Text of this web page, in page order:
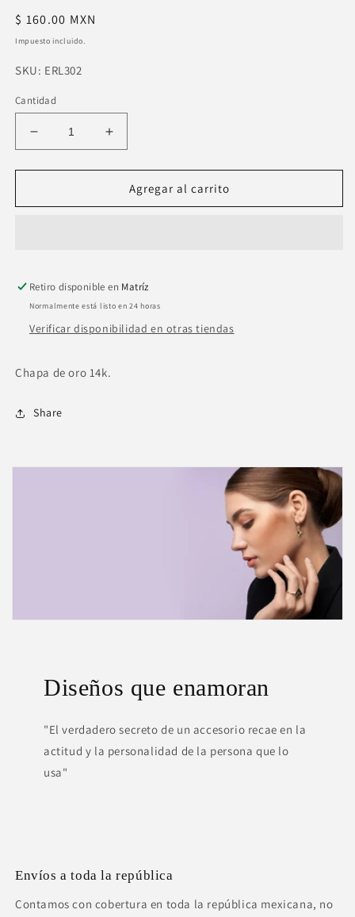
Precio
habitual
$ 160.00 MXN
Impuesto incluido.
SKU:
SKU: ERL302
Cantidad
Reducir
cantidad
para
ajustable
Aumentar
cantidad
para
Anillo
ajustable
Agregar al carrito
Retiro disponible en Matríz
Normalmente está listo en 24 horas
Verificar disponibilidad en otras tiendas
Chapa de oro 14k.
Share
Diseños que enamoran
"El verdadero secreto de un accesorio recae en la
actitud y la personalidad de la persona que lo
usa"
Envíos a toda la república
Contamos con cobertura en toda la república mexicana, no